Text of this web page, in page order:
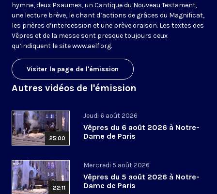
hymne, deux Psaumes, un Cantique du Nouveau Testament,
une lecture brève, le chant d’actions de grâces du Magnificat,
les prières d’intercession et une brève oraison. Les textes des
Vêpres et de la messe sont presque toujours ceux
qu’indiquent le sitewww.aelf.org.
Visiter la page de l'émission
Autres vidéos de l'émission
25:00
Jeudi 6 août 2026
Vêpres du 6 août 2026 à Notre-
Dame de Paris
22:11
Mercredi 5 août 2026
Vêpres du 5 août 2026 à Notre-
Dame de Paris